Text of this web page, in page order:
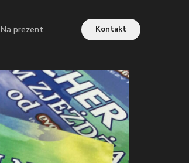
Na prezent Kontakt